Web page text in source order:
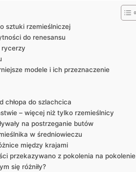
sztuki rzemieślniczej
do renesansu
rycerzy
modele i ich przeznaczenie
chłopa do szlachcica
– więcej ‍niż tylko rzemieślnicy
⁢na ‍postrzeganie⁤ butów
w średniowieczu
między krajami
⁣przekazywano z ⁣pokolenia⁣ na ⁣pokolenie
się różniły?